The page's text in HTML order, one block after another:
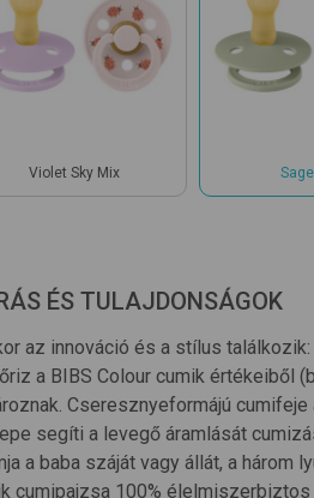
Violet Sky Mix
ÉS TULAJDONSÁGOK
az innováció és a stílus találkozik:
a BIBS Colour cumik értékeiből
Cseresznyeformájú
segíti a levegő áramlását
a baba száját vagy állát, a
cumipajzsa 100% élelmiszerbiztos